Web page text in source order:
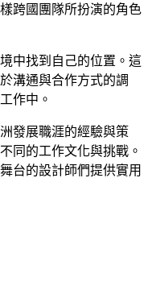
跨國團隊所扮演的角色
中找到自己的位置。這
溝通與合作方式的調
作中。
發展職涯的經驗與策
同的工作文化與挑戰。
台的設計師們提供實用